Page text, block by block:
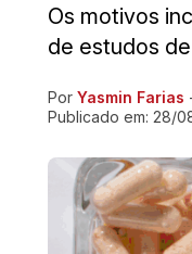
Os motivos
de estudos
Ir direto pra
Por Yasmin Farias
Publicado em: 28/